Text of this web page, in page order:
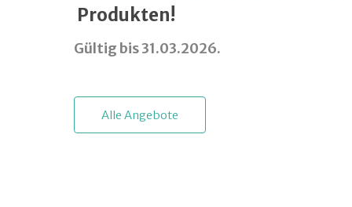
Produkten!
Gültig bis 31.03.2026.
Alle Angebote